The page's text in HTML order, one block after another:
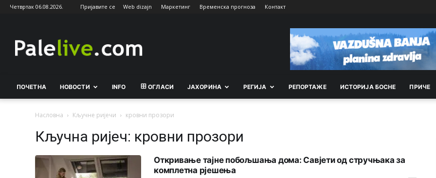
Четвртак 06.08.2026. Пријавите се Web dizajn Маркетинг Временска прогноза Контакт
ПОЧЕТНА НОВОСТИ INFO ОГЛАСИ ЈАХОРИНА РEГИЈА РEПОРТАЖE ИСТОРИЈА БОСНЕ ПРИЧЕ
Насловна Кључне ријечи кровни прозори
Кључна ријеч: кровни прозори
Откривање тајне побољшања дома: Савјети од стручњака за
комплетна рјешења